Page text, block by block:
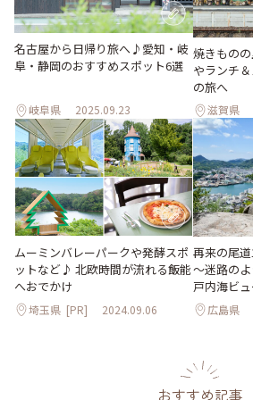
名古屋から日帰り旅へ♪愛知・岐
阜・静岡のおすすめスポット6選
岐阜県 2025.09.23
焼きもの
やランチ
の旅へ
滋賀県
ムーミンバレーパークや発酵スポ
ットなど♪ 北欧時間が流れる飯能
へおでかけ
埼玉県 [PR] 2024.09.06
再来の尾
～迷路の
戸内海ビ
広島県
おすすめ記事